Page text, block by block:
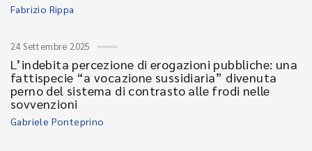
Fabrizio Rippa
24 Settembre 2025
L’indebita percezione di erogazioni pubbliche: una
fattispecie “a vocazione sussidiaria” divenuta
perno del sistema di contrasto alle frodi nelle
sovvenzioni
Gabriele Ponteprino